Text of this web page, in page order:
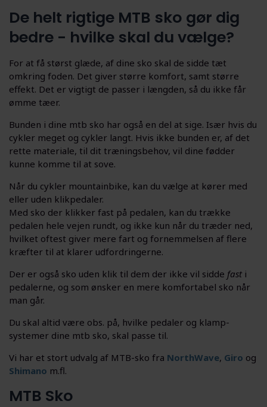
De helt rigtige MTB sko gør dig
bedre - hvilke skal du vælge?
For at få størst glæde, af dine sko skal de sidde tæt
omkring foden. Det giver større komfort, samt større
effekt. Det er vigtigt de passer i længden, så du ikke får
ømme tæer.
Bunden i dine mtb sko har også en del at sige. Især hvis du
cykler meget og cykler langt. Hvis ikke bunden er, af det
rette materiale, til dit træningsbehov, vil dine fødder
kunne komme til at sove.
Når du cykler mountainbike, kan du vælge at kører med
eller uden klikpedaler.
Med sko der klikker fast på pedalen, kan du trække
pedalen hele vejen rundt, og ikke kun når du træder ned,
hvilket oftest giver mere fart og fornemmelsen af flere
kræfter til at klarer udfordringerne.
Der er også sko uden klik til dem der ikke vil sidde fast i
pedalerne, og som ønsker en mere komfortabel sko når
man går.
Du skal altid være obs. på, hvilke pedaler og klamp-
systemer dine mtb sko, skal passe til.
Vi har et stort udvalg af MTB-sko fra NorthWave, Giro og
Shimano m.fl.
MTB Sko